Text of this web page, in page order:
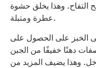
التفاح. وهذا يخلق حشوة
عطرة ومتبلة.
الخبز على الحصول على
دهنًا خفيفًا من الجبن
وهذا يضيف المزيد من